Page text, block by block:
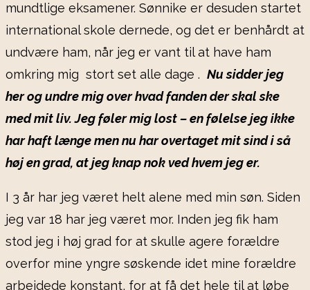
mundtlige eksamener. Sønnike er desuden startet
international skole dernede, og det er benhårdt at
undvære ham, når jeg er vant til at have ham
omkring mig stort set alle dage . Nu sidder jeg
her og undre mig overhvad fanden der skal ske
med mit liv. Jeg føler mig lost – en følelse jeg ikke
har haft længe men nu har overtaget mit sind i så
høj en grad, at jeg knap nok ved hvem jeg er.
I 3 år har jeg været helt alene med min søn. Siden
jeg var 18 har jeg været mor. Inden jeg fik ham
stod jeg i høj grad for at skulle agere forældre
overfor mine yngre søskende idet mine forældre
arbejdede konstant, for at få det hele til at løbe